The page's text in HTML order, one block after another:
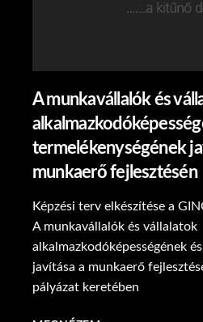
A munkavállalók és
termelékenységének
munkaerő fejlesztésén
Képzési terv elkészítése a
A munkavállalók és vállalatok
alkalmazkodóképességének
javítása a munkaerő
pályázat keretében